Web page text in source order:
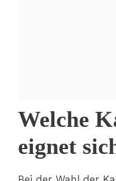
Welche
eignet